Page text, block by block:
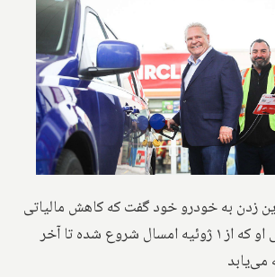
زدن به خودرو خود گفت که کاهش مالیاتی
لیتری ۵.۷ سنتی او که از ۱ ژوئیه امسال شروع شده تا آخر
می‌یابد